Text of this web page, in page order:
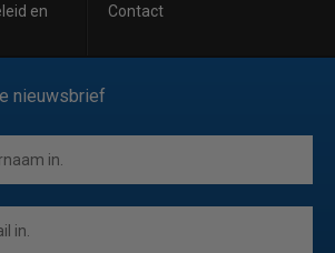
en
Contact
nieuwsbrief